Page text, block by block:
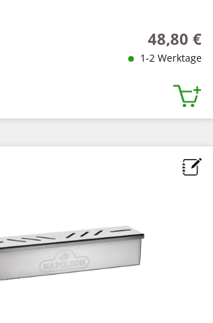
Regulärer
48,80 €
1-2 Werktage